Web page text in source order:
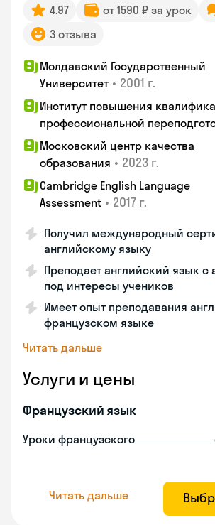
4.97 от 1590 ₽ за урок
3 отзыва
Молдавский Государственный
Университет • 2001 г.
Институт повышения
профессиональной
Московский центр качества
образования • 2023 г.
Cambridge English Language
Assessment • 2017 г.
Получил международный
английскому языку
Преподает английский язык с
под интересы учеников
Имеет опыт преподавания
французском языке
Читать дальше
Услуги и цены
Французский язык
Уроки французского
Читать дальше